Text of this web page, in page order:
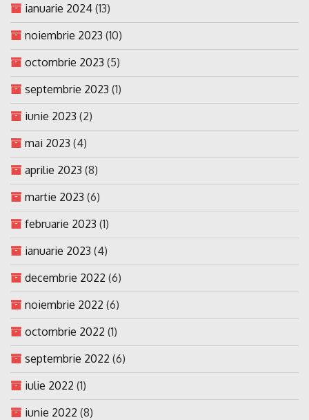
ianuarie 2024 (13)
noiembrie 2023 (10)
octombrie 2023 (5)
septembrie 2023 (1)
iunie 2023 (2)
mai 2023 (4)
aprilie 2023 (8)
martie 2023 (6)
februarie 2023 (1)
ianuarie 2023 (4)
decembrie 2022 (6)
noiembrie 2022 (6)
octombrie 2022 (1)
septembrie 2022 (6)
iulie 2022 (1)
iunie 2022 (8)